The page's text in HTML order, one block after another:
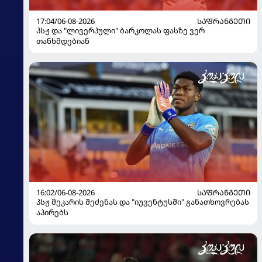
17:04/06-08-2026
ᲡᲐᲤᲠᲐᲜᲒᲔᲗᲘ
პსჟ და "ლივერპული" ბარკოლას ფასზე ვერ
თანხმდებიან
16:02/06-08-2026
ᲡᲐᲤᲠᲐᲜᲒᲔᲗᲘ
პსჟ მეკარის შეძენას და "იუვენტუსში" განათხოვრებას
აპირებს